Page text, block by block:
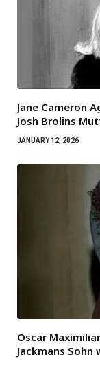
Jane Cameron
Josh Brolins
JANUARY 12, 2026
Oscar
Jackmans Sohn